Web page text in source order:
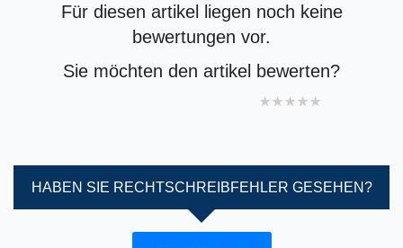
Für diesen artikel liegen noch keine
bewertungen vor.
Sie möchten den artikel bewerten?
4 stars
3 stars
2 stars
1 star
HABEN SIE RECHTSCHREIBFEHLER GESEHEN?